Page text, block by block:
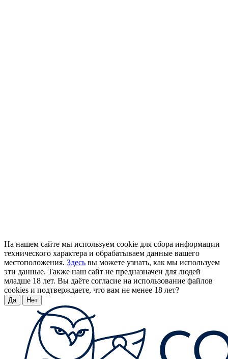
На нашем сайте мы используем cookie для сбора информации
технического характера и обрабатываем данные вашего
местоположения. Здесь вы можете узнать, как мы используем
эти данные. Также наш сайт не предназначен для людей
младше 18 лет. Вы даёте согласие на использование файлов
cookies и подтверждаете, что вам не менее 18 лет?
Да Нет